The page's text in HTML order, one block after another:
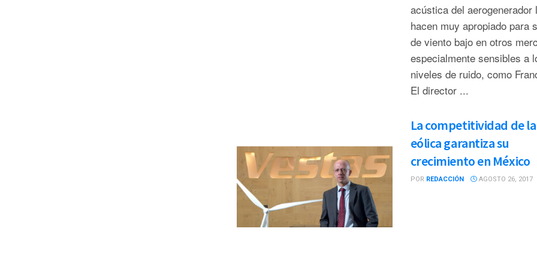
acústica del aerogenerador
hacen muy apropiado para
de viento bajo en otros
especialmente sensibles a
niveles de ruido, como
El director ...
La competitividad de la
eólica garantiza su
crecimiento en México
POR REDACCIÓN AGOSTO 26, 2017